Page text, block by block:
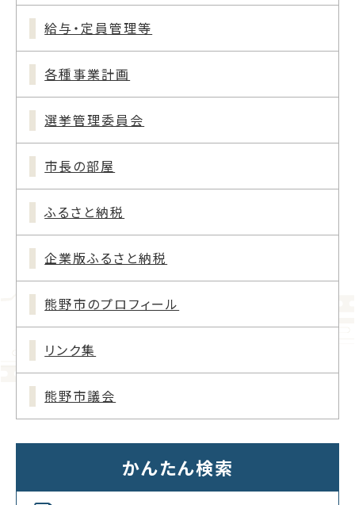
給与・定員管理等
各種事業計画
選挙管理委員会
市長の部屋
ふるさと納税
企業版ふるさと納税
熊野市のプロフィール
リンク集
熊野市議会
かんたん検索